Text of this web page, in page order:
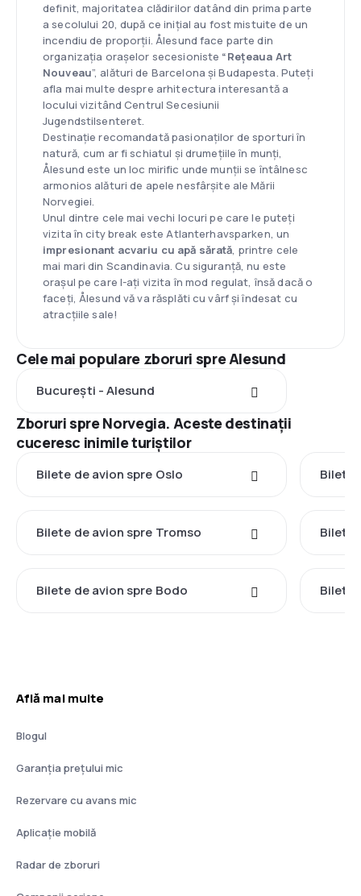
definit, majoritatea clădirilor datând din prima parte
a secolului 20, după ce inițial au fost mistuite de un
incendiu de proporții. Ålesund face parte din
organizația orașelor secesioniste “Rețeaua Art
Nouveau”, alături de Barcelona și Budapesta. Puteți
afla mai multe despre arhitectura interesantă a
locului vizitând Centrul Secesiunii
Jugendstilsenteret.
Destinație recomandată pasionaților de sporturi în
natură, cum ar fi schiatul și drumețiile în munți,
Ålesund este un loc mirific unde munții se întâlnesc
armonios alături de apele nesfârșite ale Mării
Norvegiei.
Unul dintre cele mai vechi locuri pe care le puteți
vizita în city break este Atlanterhavsparken, un
impresionant acvariu cu apă sărată, printre cele
mai mari din Scandinavia. Cu siguranță, nu este
orașul pe care l-ați vizita în mod regulat, însă dacă o
faceți, Ålesund vă va răsplăti cu vârf și îndesat cu
atracțiile sale!
Cele mai populare zboruri spre Alesund
București - Alesund
Zboruri spre Norvegia. Aceste destinații
cuceresc inimile turiștilor
Bilete de avion spre Oslo Bilete
Bilete de avion spre Tromso Bilete
Bilete de avion spre Bodo Bilete
Află mai multe
Blogul
Garanția prețului mic
Rezervare cu avans mic
Aplicație mobilă
Radar de zboruri